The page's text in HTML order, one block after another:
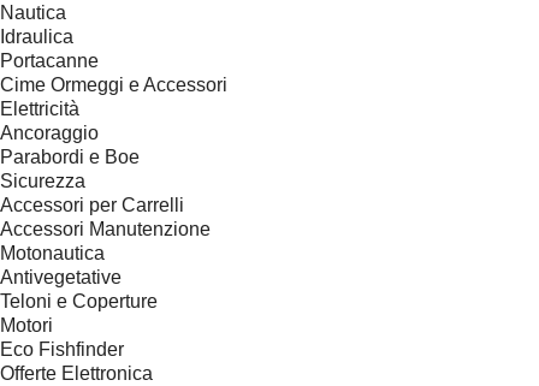
Nautica
Idraulica
Portacanne
Cime Ormeggi e Accessori
Elettricità
Ancoraggio
Parabordi e Boe
Sicurezza
Accessori per Carrelli
Accessori Manutenzione
Motonautica
Antivegetative
Teloni e Coperture
Motori
Eco Fishfinder
Offerte Elettronica